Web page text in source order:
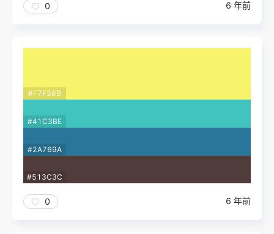
0 6 年前
#F7F36B
#41C3BE
#2A769A
#513C3C
0 6 年前